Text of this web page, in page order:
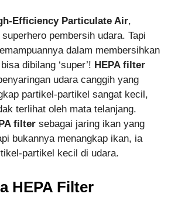
Efficiency Particulate Air,
pembersih udara. Tapi
dalam membersihkan
dibilang ‘super’! HEPA filter
udara canggih yang
partikel-partikel sangat kecil,
terlihat oleh mata telanjang.
filter sebagai jaring ikan yang
bukannya menangkap ikan, ia
partikel kecil di udara.
HEPA Filter